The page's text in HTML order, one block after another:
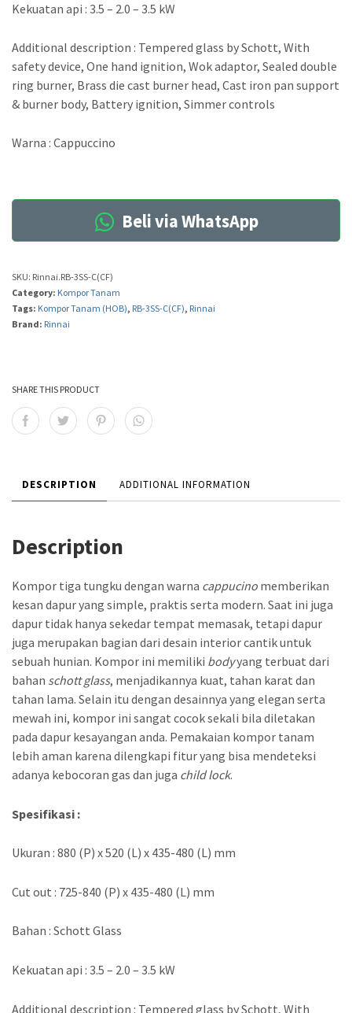
Kekuatan api : 3.5 – 2.0 – 3.5 kW
Additional description : Tempered glass by Schott, With
safety device, One hand ignition, Wok adaptor, Sealed double
ring burner, Brass die cast burner head, Cast iron pan support
& burner body, Battery ignition, Simmer controls
Warna : Cappuccino
Beli via WhatsApp
SKU: Rinnai.RB-3SS-C(CF)
Category: Kompor Tanam
Tags: Kompor Tanam (HOB), RB-3SS-C(CF), Rinnai
Brand: Rinnai
SHARE THIS PRODUCT
DESCRIPTION ADDITIONAL INFORMATION
Description
Kompor tiga tungku dengan warna cappucino memberikan
kesan dapur yang simple, praktis serta modern. Saat ini juga
dapur tidak hanya sekedar tempat memasak, tetapi dapur
juga merupakan bagian dari desain interior cantik untuk
sebuah hunian. Kompor ini memiliki bodyyang terbuat dari
bahan schott glass, menjadikannya kuat, tahan karat dan
tahan lama. Selain itu dengan desainnya yang elegan serta
mewah ini, kompor ini sangat cocok sekali bila diletakan
pada dapur kesayangan anda. Pemakaian kompor tanam
lebih aman karena dilengkapi fitur yang bisa mendeteksi
adanya kebocoran gas dan juga child lock.
Spesifikasi :
Ukuran : 880 (P) x 520 (L) x 435-480 (L) mm
Cut out : 725-840 (P) x 435-480 (L) mm
Bahan : Schott Glass
Kekuatan api : 3.5 – 2.0 – 3.5 kW
Additional description : Tempered glass by Schott, With